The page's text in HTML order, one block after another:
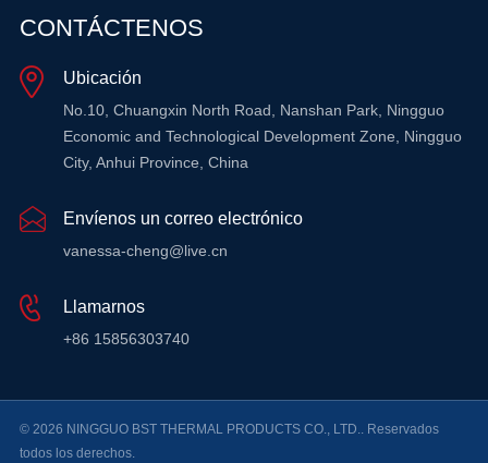
CONTÁCTENOS
Ubicación
No.10, Chuangxin North Road, Nanshan Park, Ningguo
Economic and Technological Development Zone, Ningguo
City, Anhui Province, China
Envíenos un correo electrónico
vanessa-cheng@live.cn
Llamarnos
+86 15856303740
© 2026 NINGGUO BST THERMAL PRODUCTS CO., LTD.. Reservados
todos los derechos.